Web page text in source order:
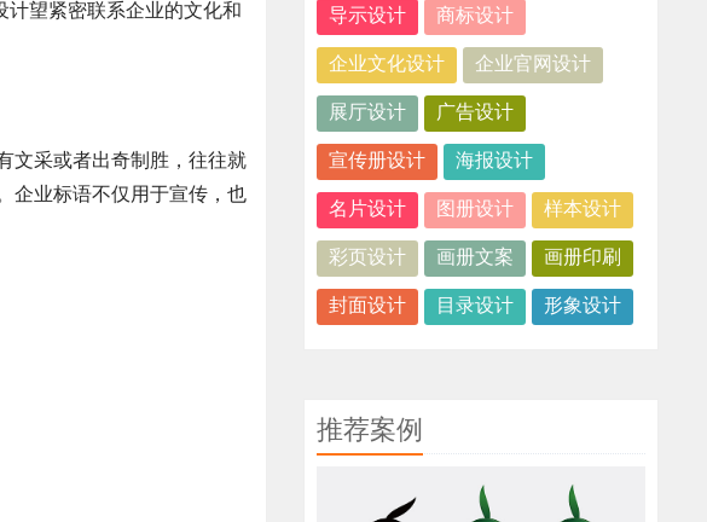
望紧密联系企业的文化和
采或者出奇制胜，往往就
企业标语不仅用于宣传，也
导示设计 商标设计
企业文化设计 企业官网设计
展厅设计 广告设计
宣传册设计 海报设计
名片设计 图册设计 样本设计
彩页设计 画册文案 画册印刷
封面设计 目录设计 形象设计
推荐案例